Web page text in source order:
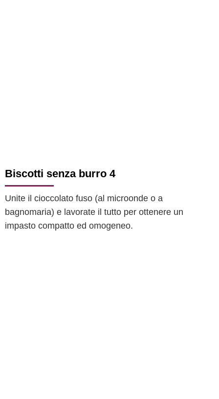
Biscotti senza burro 4
Unite il cioccolato fuso (al microonde o a
bagnomaria) e lavorate il tutto per ottenere un
impasto compatto ed omogeneo.